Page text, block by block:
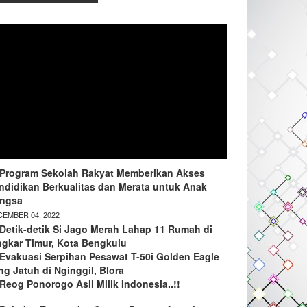
Sekolah Rakyat Memberikan Akses
Berkualitas dan Merata untuk Anak
04, 2022
Detik-detik Si Jago Merah Lahap 11 Rumah di
Timur, Kota Bengkulu
Evakuasi Serpihan Pesawat T-50i Golden Eagle
Jatuh di Nginggil, Blora
Reog Ponorogo Asli Milik Indonesia..!!